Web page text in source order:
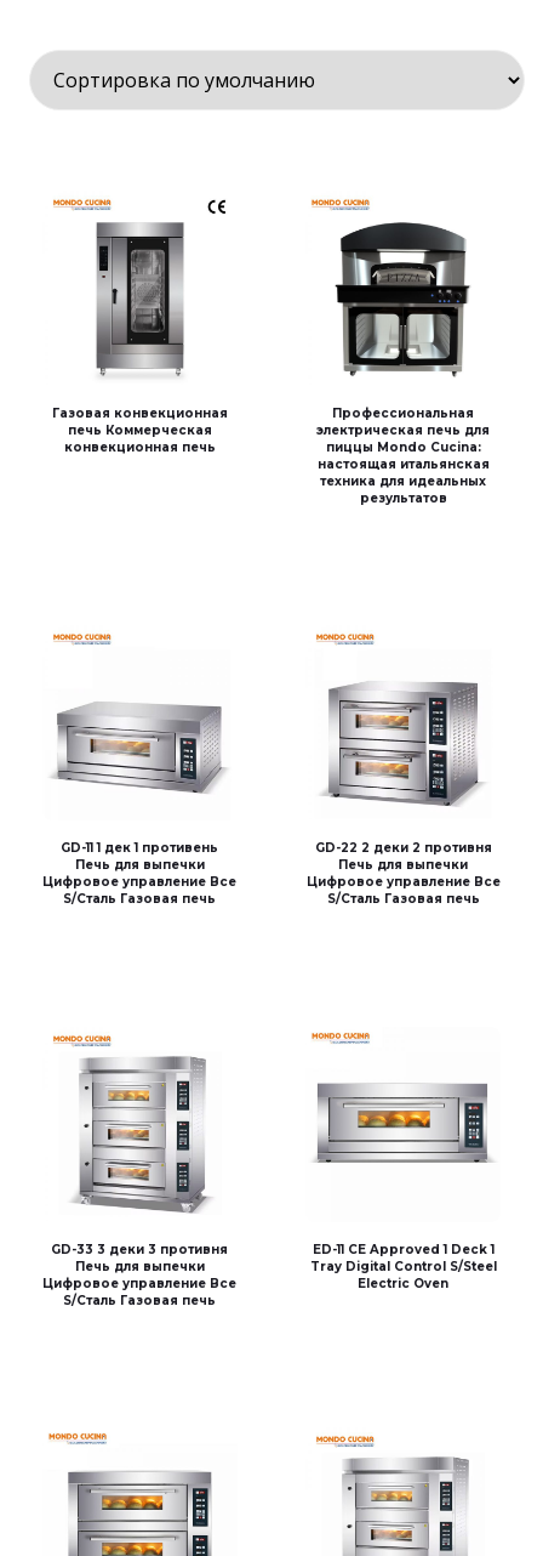
Газовая конвекционная
печь Коммерческая
конвекционная печь
Профессиональная
электрическая печь для
пиццы Mondo Cucina:
настоящая итальянская
техника для идеальных
результатов
GD-11 1 дек 1 противень
Печь для выпечки
Цифровое управление Все
S/Сталь Газовая печь
GD-22 2 деки 2 противня
Печь для выпечки
Цифровое управление Все
S/Сталь Газовая печь
GD-33 3 деки 3 противня
Печь для выпечки
Цифровое управление Все
S/Сталь Газовая печь
ED-11 CE Approved 1 Deck 1
Tray Digital Control S/Steel
Electric Oven